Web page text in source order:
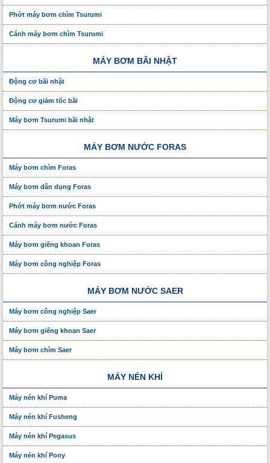
Phớt máy bơm chìm Tsurumi
Cánh máy bơm chìm Tsurumi
MÁY BƠM BÃI NHẬT
Động cơ bãi nhật
Động cơ giảm tốc bãi
Máy bơm Tsurumi bãi nhật
MÁY BƠM NƯỚC FORAS
Máy bơm chìm Foras
Máy bơm dân dụng Foras
Phớt máy bơm nước Foras
Cánh máy bơm nước Foras
Máy bơm giếng khoan Foras
Máy bơm công nghiệp Foras
MÁY BƠM NƯỚC SAER
Máy bơm công nghiệp Saer
Máy bơm giếng khoan Saer
Máy bơm chìm Saer
MÁY NÉN KHÍ
Máy nén khí Puma
Máy nén khí Fusheng
Máy nén khí Pegasus
Máy nén khí Pony